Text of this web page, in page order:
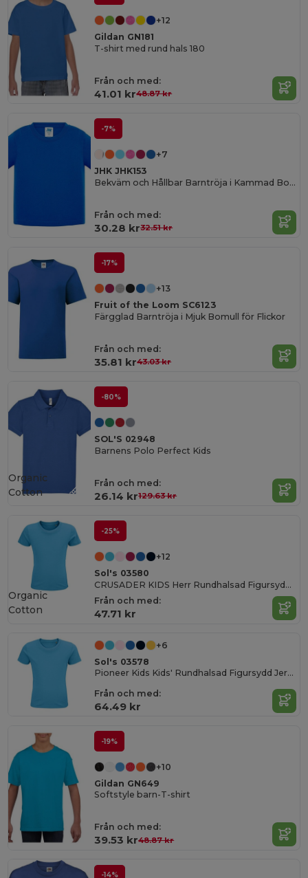
+12
Gildan GN181
T-shirt med rund hals 180
Från och med:
41.01 kr48.87 kr
-7%
+7
JHK JHK153
Bekväm och Hållbar Barntröja i Kammad Bomull
Från och med:
30.28 kr32.51 kr
-17%
+13
Fruit of the Loom SC6123
Färgglad Barntröja i Mjuk Bomull för Flickor
Från och med:
35.81 kr43.03 kr
-80%
SOL'S 02948
Barnens Polo Perfect Kids
Från och med:
26.14 kr129.63 kr
Organic
Cotton
-25%
+12
Sol's 03580
CRUSADER KIDS Herr Rundhalsad Figursydd Jersey T-shirt
Från och med:
47.71 kr
Organic
Cotton
+6
Sol's 03578
Pioneer Kids Kids' Rundhalsad Figursydd Jersey T-shirt
Från och med:
64.49 kr
-19%
+10
Gildan GN649
Softstyle barn-T-shirt
Från och med:
39.53 kr48.87 kr
-14%